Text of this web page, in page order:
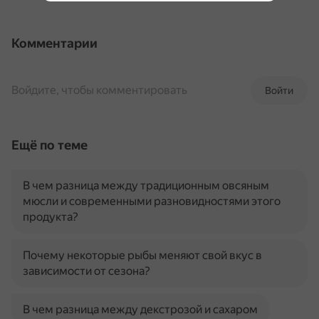
Комментарии
Войти
Войдите, чтобы комментировать
Ещё по теме
В чем разница между традиционным овсяным
мюсли и современными разновидностями этого
продукта?
Почему некоторые рыбы меняют свой вкус в
зависимости от сезона?
В чем разница между декстрозой и сахаром